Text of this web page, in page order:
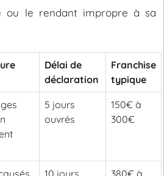
ou le rendant impropre à sa
Délai de
déclaration
Franchise
typique
5 jours
ouvrés
150€ à
300€
10 jours 380€ à